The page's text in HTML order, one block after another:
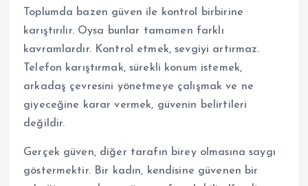
Toplumda bazen güven ile kontrol birbirine
karıştırılır. Oysa bunlar tamamen farklı
kavramlardır. Kontrol etmek, sevgiyi artırmaz.
Telefon karıştırmak, sürekli konum istemek,
arkadaş çevresini yönetmeye çalışmak ve ne
giyeceğine karar vermek, güvenin belirtileri
değildir.
Gerçek güven, diğer tarafın birey olmasına saygı
göstermektir. Bir kadın, kendisine güvenen bir